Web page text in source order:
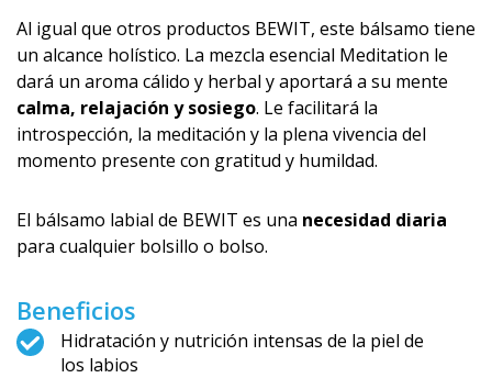
Al igual que otros productos BEWIT, este bálsamo tiene
un alcance holístico. La mezcla esencial Meditation le
dará un aroma cálido y herbal y aportará a su mente
calma, relajación y sosiego. Le facilitará la
introspección, la meditación y la plena vivencia del
momento presente con gratitud y humildad.
El bálsamo labial de BEWIT es una necesidad diaria
para cualquier bolsillo o bolso.
Beneficios
Hidratación y nutrición intensas de la piel de
los labios